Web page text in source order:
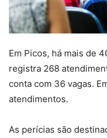
Em Picos, há mais de
registra 268
conta com 36 vagas.
atendimentos.
As perícias são